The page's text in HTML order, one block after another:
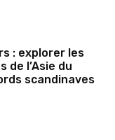
: explorer les
de l’Asie du
scandinaves